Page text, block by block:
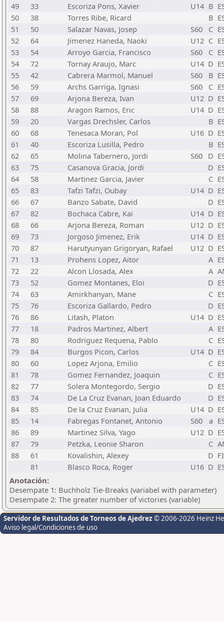
49
33 Escoriza Pons, Xavier U14 B
50
38 Torres Ribe, Ricard B
51
50 Salazar Navas, Josep S60 C
52
64 Jimenez Haneda, Naoki U12 C
53
54 Arroyo Garcia, Francisco S60 C
54
72 Tornay Araujo, Marc U14 D
55
42 Cabrera Marmol, Manuel S60 B
56
59 Archs Garriga, Ignasi S60 C
57
69 Arjona Bereza, Ivan U12 D
58
88 Aragon Ramos, Eric U14 D
59
20 Vargas Drechsler, Carlos B
60
68 Tenesaca Moran, Pol U16 D
61
40 Escoriza Lusilla, Pedro B
62
65 Molina Tabernero, Jordi S60 D
63
75 Casanova Gracia, Jordi D
64
58 Martinez Garcia, Javier C
65
83 Tafzi Tafzi, Oubay U14 D
66
67 Banzo Sabate, David D
67
82 Bochaca Cabre, Kai U14 D
68
66 Arjona Bereza, Roman U12 D
69
73 Jorgoso Jimenez, Erik U14 D
70
87 Harutyunyan Grigoryan, Rafael U12 D
71
13 Prohens Lopez, Aitor A
72
22 Alcon Llosada, Alex A
73
52 Gomez Montanes, Eloi D
74
63 Amirkhanyan, Mane C
75
76 Escoriza Gallardo, Pedro D
76
86 Litash, Platon U14 D
77
18 Padros Martinez, Albert A
78
80 Rodriguez Requena, Pablo C
79
84 Burgos Picon, Carlos U14 D
80
60 Lopez Arjona, Emilio C
81
78 Gomez Fernandez, Joaquin C
82
77 Solera Montegordo, Sergio D
83
74 De La Cruz Evanan, Joan Eduardo D
84
85 De la Cruz Evanan, Julia U14 D
85
14 Fabregas Fontanet, Antonio S60 a
86
89 Martinez Silva, Yago U12 D
87
79 Petzka, Leonie Sharon C
88
61 Kovalishin, Alexey D
81
Blasco Roca, Roger U16 D
Anotación:
Desempate 1: Buchholz Tie-Breaks (variabel with parameter)
Desempate 2: The greater number of victories (variable)
Servidor de Resultados de Torneos de Ajedrez © 2006-2026 Heinz
Aviso legal/Condiciones de uso